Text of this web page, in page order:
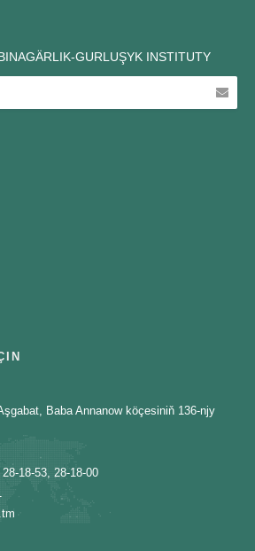
GURLUŞYK INSTITUTY
Baba Annanow köçesiniň 136-njy
18-53, 28-18-00